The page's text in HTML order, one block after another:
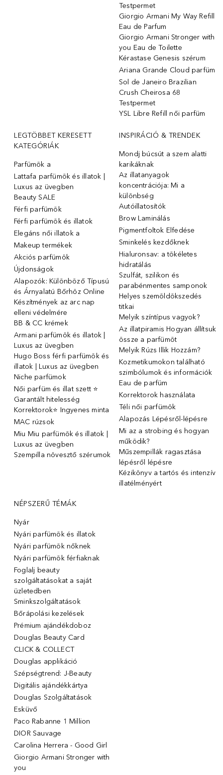
Testpermet
Giorgio Armani My Way Refill
Eau de Parfum
Giorgio Armani Stronger with
you Eau de Toilette
Kérastase Genesis szérum
Ariana Grande Cloud parfüm
Sol de Janeiro Brazilian
Crush Cheirosa 68
Testpermet
YSL Libre Refill női parfüm
LEGTÖBBET KERESETT
KATEGÓRIÁK
Parfümök ️a
Lattafa parfümök és illatok |
Luxus az üvegben
Beauty SALE
Férfi parfümök
Férfi parfümök és illatok
Elegáns női illatok ️a
Makeup termékek
Akciós parfümök
Újdonságok
Alapozók: Különböző Típusú
és Árnyalatú Bőrhöz Online
Készítmények az arc nap
elleni védelmére
BB & CC krémek
Armani parfümök és illatok |
Luxus az üvegben
Hugo Boss férfi parfümök és
illatok | Luxus az üvegben
Niche parfümok
Női parfüm és illat szett ⭐
Garantált hitelesség
Korrektorok⭐ Ingyenes minta
MAC rúzsok
Miu Miu parfümök és illatok |
Luxus az üvegben
Szempilla növesztő szérumok
INSPIRÁCIÓ & TRENDEK
Mondj búcsút a szem alatti
karikáknak
Az illatanyagok
koncentrációja: Mi a
különbség
Autóillatosítók
Brow Laminálás
Pigmentfoltok Elfedése
Sminkelés kezdőknek
Hialuronsav: a tökéletes
hidratálás
Szulfát, szilikon és
parabénmentes samponok
Helyes szemöldökszedés
titkai
Melyik színtípus vagyok?
Az illatpiramis Hogyan állítsuk
össze a parfümöt
Melyik Rúzs Illik Hozzám?
Kozmetikumokon található
szimbólumok és információk
Eau de parfüm
Korrektorok használata
Téli női parfümök
Alapozás Lépésről-lépésre
Mi az a strobing és hogyan
működik?
Műszempillák ragasztása
lépésről lépésre
Kézikönyv a tartós és intenzív
illatélményért
NÉPSZERŰ TÉMÁK
Nyár
Nyári parfümök és illatok
Nyári parfümök nőknek
Nyári parfümök férfiaknak
Foglalj beauty
szolgáltatásokat a saját
üzletedben
Sminkszolgáltatások
Bőrápolási kezelések
Prémium ajándékdoboz
Douglas Beauty Card
CLICK & COLLECT
Douglas applikáció
Szépségtrend: J-Beauty
Digitális ajándékkártya
Douglas Szolgáltatások
Esküvő
Paco Rabanne 1 Million
DIOR Sauvage
Carolina Herrera - Good Girl
Giorgio Armani Stronger with
you